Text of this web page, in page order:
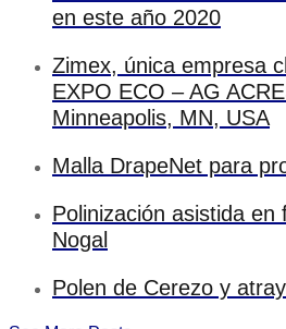
en este año 2020
Zimex, única empresa
EXPO ECO – AG
Minneapolis, MN, USA
Malla DrapeNet para
Polinización asistida en
Nogal
Polen de Cerezo y